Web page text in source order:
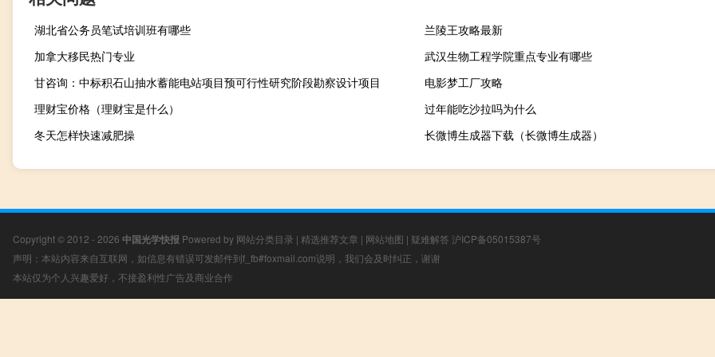
湖北省公务员笔试培训班有哪些
兰陵王攻略最新
加拿大移民热门专业
武汉生物工程学院重点专业有哪些
甘咨询：中标积石山抽水蓄能电站项目预可行性研究阶段勘察设计项目
电影梦工厂攻略
理财宝价格（理财宝是什么）
过年能吃沙拉吗为什么
冬天怎样快速减肥操
长微博生成器下载（长微博生成器）
Copyright © 2012 - 2026 中国光学快报 Powered by 网站分类目录 | 精选推荐文章 | 网站地图 | 疑难解答 沪ICP备05015387号
声明：本站内容来自互联网，如信息有错误可发邮件到f_fb#foxmail.com说明，我们会及时纠正，谢谢
本站仅为个人兴趣爱好，不接盈利性广告及商业合作